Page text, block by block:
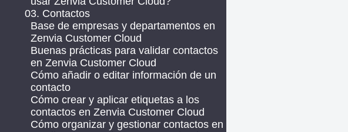
03. Contactos
Base de empresas y departamentos en
Zenvia Customer Cloud
Buenas prácticas para validar contactos
en Zenvia Customer Cloud
Cómo añadir o editar información de un
contacto
Cómo crear y aplicar etiquetas a los
contactos en Zenvia Customer Cloud
Cómo organizar y gestionar contactos en